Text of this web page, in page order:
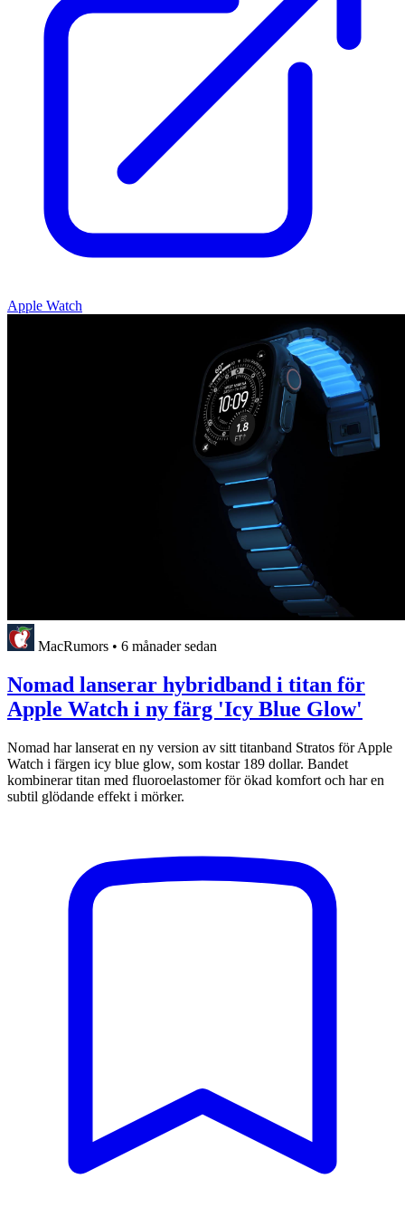
Apple Watch
MacRumors • 6 månader sedan
Nomad lanserar hybridband i titan för
Apple Watch i ny färg 'Icy Blue Glow'
Nomad har lanserat en ny version av sitt titanband Stratos för Apple
Watch i färgen icy blue glow, som kostar 189 dollar. Bandet
kombinerar titan med fluoroelastomer för ökad komfort och har en
subtil glödande effekt i mörker.